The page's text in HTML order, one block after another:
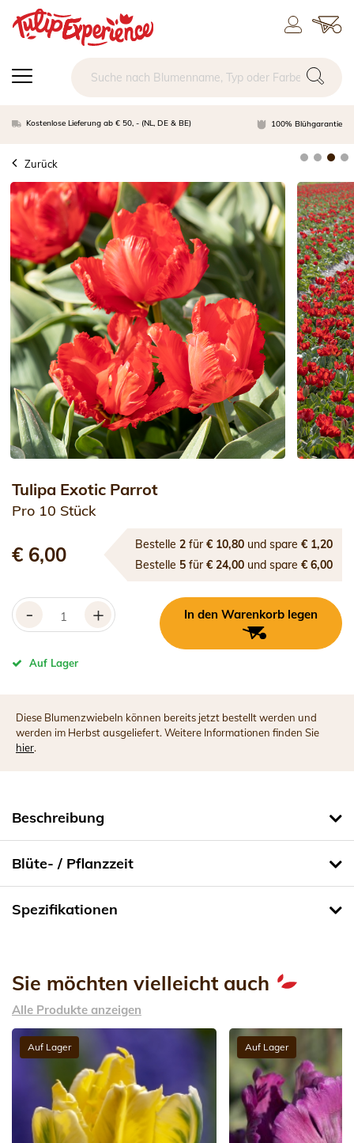
Kostenlose Lieferung ab € 50, - (NL, DE & BE) 100% Blühgarantie
Zurück
Tulipa Exotic Parrot
Pro 10 Stück
€ 6,00 Bestelle2 für€ 10,80 und spare€ 1,20
Bestelle 5 für€ 24,00 und spare€ 6,00
- + In den Warenkorb legen
Auf Lager
Diese Blumenzwiebeln können bereits jetzt bestellt werden und
werden im Herbst ausgeliefert. Weitere Informationen finden Sie
hier.
Beschreibung
Blüte- / Pflanzzeit
Spezifikationen
Sie möchten vielleicht auch
Alle Produkte anzeigen
Auf Lager Auf Lager